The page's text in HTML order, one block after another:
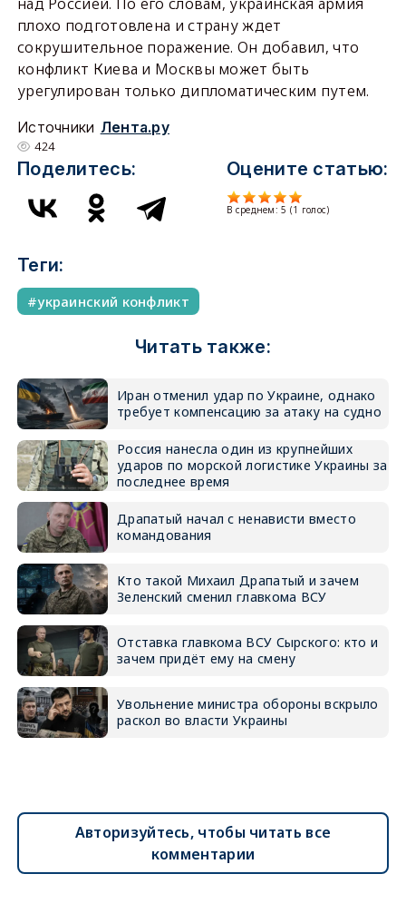
плохо подготовлена и страну ждет
сокрушительное поражение. Он добавил, что
конфликт Киева и Москвы может быть
урегулирован только дипломатическим путем.
Источники Лента.ру
424
Поделитесь: Оцените статью:
В среднем:5 (1 голос)
Теги:
украинский конфликт
Читать также:
Иран отменил удар по Украине, однако
требует компенсацию за атаку на судно
Россия нанесла один из крупнейших
ударов по морской логистике Украины за
последнее время
Драпатый начал с ненависти вместо
командования
Кто такой Михаил Драпатый и зачем
Зеленский сменил главкома ВСУ
Отставка главкома ВСУ Сырского: кто и
зачем придёт ему на смену
Увольнение министра обороны вскрыло
раскол во власти Украины
Авторизуйтесь, чтобы читать все
комментарии